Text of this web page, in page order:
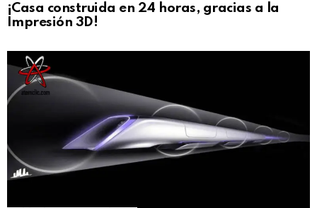
¡Casa construida en 24 horas, gracias a la
Impresión 3D!